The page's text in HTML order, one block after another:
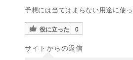
予想には当てはまらない用途に使っ
役に立った 0
サイトからの返信